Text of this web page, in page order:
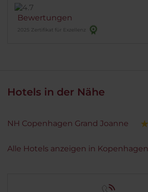
Bewertungen
2025 Zertifikat für Exzellenz
Hotels in der Nähe
NH Copenhagen Grand Joanne
Alle Hotels anzeigen in Kopenhagen